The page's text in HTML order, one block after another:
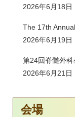
2026年6月18日
The 17th
2026年6月19日
第24回脊髄外
2026年6月21日
会場